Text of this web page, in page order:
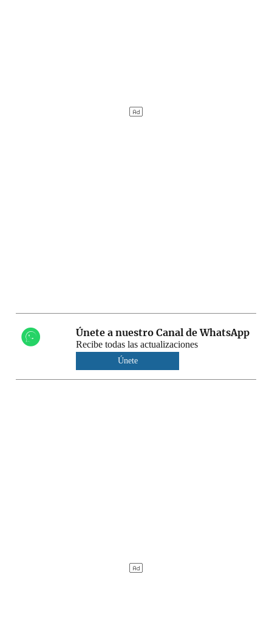
Únete a nuestro Canal de WhatsApp
Recibe todas las actualizaciones
Únete